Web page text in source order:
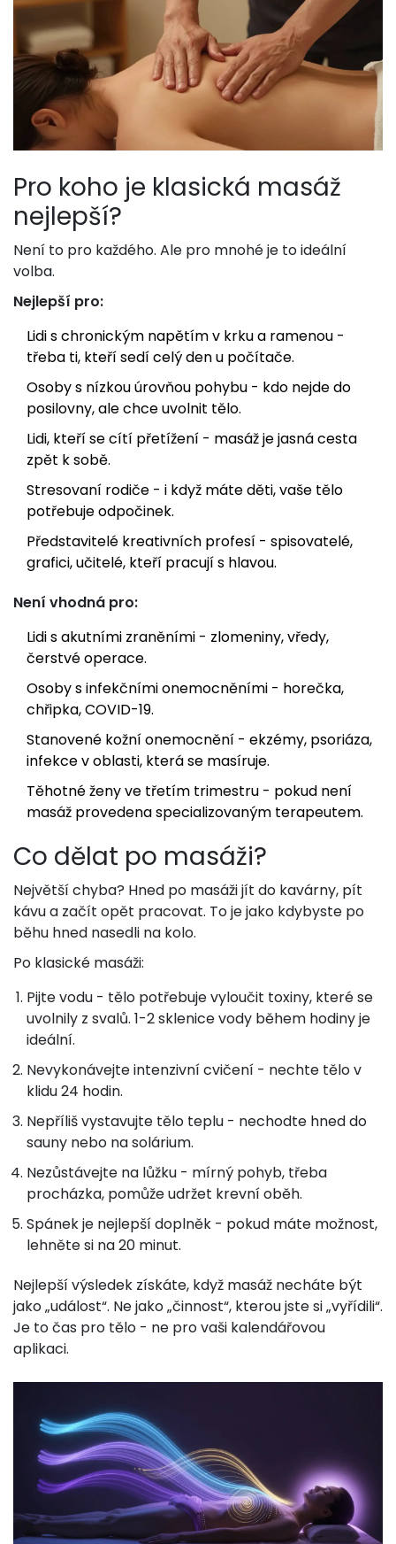
Pro koho je klasická masáž
nejlepší?
Není to pro každého. Ale pro mnohé je to ideální
volba.
Nejlepší pro:
Lidi s chronickým napětím v krku a ramenou -
třeba ti, kteří sedí celý den u počítače.
Osoby s nízkou úrovňou pohybu - kdo nejde do
posilovny, ale chce uvolnit tělo.
Lidi, kteří se cítí přetížení - masáž je jasná cesta
zpět k sobě.
Stresovaní rodiče - i když máte děti, vaše tělo
potřebuje odpočinek.
Představitelé kreativních profesí - spisovatelé,
grafici, učitelé, kteří pracují s hlavou.
Není vhodná pro:
Lidi s akutními zraněními - zlomeniny, vředy,
čerstvé operace.
Osoby s infekčními onemocněními - horečka,
chřipka, COVID-19.
Stanovené kožní onemocnění - ekzémy, psoriáza,
infekce v oblasti, která se masíruje.
Těhotné ženy ve třetím trimestru - pokud není
masáž provedena specializovaným terapeutem.
Co dělat po masáži?
Největší chyba? Hned po masáži jít do kavárny, pít
kávu a začít opět pracovat. To je jako kdybyste po
běhu hned nasedli na kolo.
Po klasické masáži:
Pijte vodu - tělo potřebuje vyloučit toxiny, které se
uvolnily z svalů. 1-2 sklenice vody během hodiny je
ideální.
Nevykonávejte intenzivní cvičení - nechte tělo v
klidu 24 hodin.
Nepříliš vystavujte tělo teplu - nechodte hned do
sauny nebo na solárium.
Nezůstávejte na lůžku - mírný pohyb, třeba
procházka, pomůže udržet krevní oběh.
Spánek je nejlepší doplněk - pokud máte možnost,
lehněte si na 20 minut.
Nejlepší výsledek získáte, když masáž necháte být
jako „událost“. Ne jako „činnost“, kterou jste si „vyřídili“.
Je to čas pro tělo - ne pro vaši kalendářovou
aplikaci.